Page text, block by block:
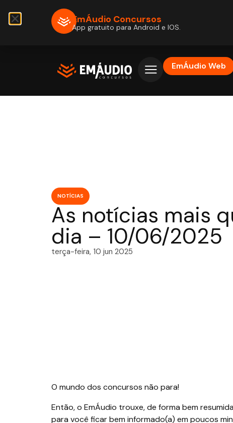
EmÁudio Web
NOTÍCIAS
As notícias mais
dia – 10/06/2025
terça-feira, 10 jun 2025
O mundo dos concursos não para!
Então, o EmÁudio trouxe, de forma bem
para você ficar bem informado(a) em poucos
EmÁudio Concursos
App gratuito para Android e IOS.